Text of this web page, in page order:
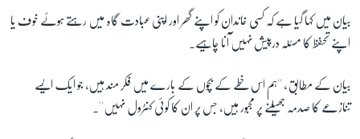
بیان میں کہا گیا ہے کہ کسی خاندان کو اپنے گھر اور اپنی عبادت گاہ میں رہتے ہوئے خوف یا
اپنے تحفظ کا مسئلہ درپیش نہیں آنا چاہیے۔
بیان کے مطابق ، ''ہم اس خطے کے بچوں کے بارے میں فکر مند ہیں، جو ایک ایسے
تنازعے کا صدمہ جھیلنے پر مجبور ہیں، جس پر ان کا کوئی کنٹرول نہیں''۔